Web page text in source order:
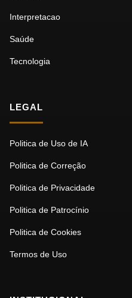
Interpretacao
Saúde
Tecnologia
LEGAL
Politica de Uso de IA
Politica de Correção
Politica de Privacidade
Politica de Patrocínio
Politica de Cookies
Termos de Uso